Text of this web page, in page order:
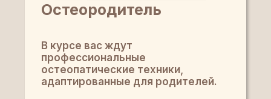
Остеородитель
В курсе вас ждут
профессиональные
остеопатические техники,
адаптированные для родителей.